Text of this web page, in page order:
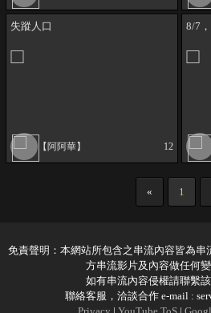
失蹤人口
【阿阿華】 12
8/7
« 1
免責聲明：本網站所包含之串流內容皆為串
方串流影片及內容做任何變
如有串流內容侵權請聯繫該
聯絡客服，洽談合作 e-mail :